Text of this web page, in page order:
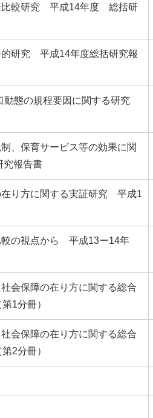
比較研究 平成14年度 総括研
研究 平成14年度総括研究報
動態の規程要因に関する研究
、保育サービス等の効果に関
報告書
り方に関する実証研究 平成1
較の視点から 平成13ー14年
会保障の在り方に関する総合
1分冊）
会保障の在り方に関する総合
2分冊）